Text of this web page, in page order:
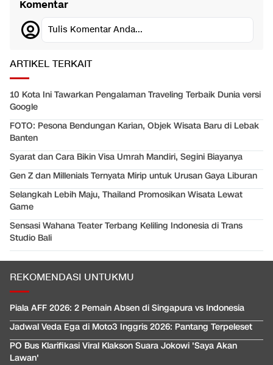
Komentar
Tulis Komentar Anda...
ARTIKEL TERKAIT
10 Kota Ini Tawarkan Pengalaman Traveling Terbaik Dunia versi
Google
FOTO: Pesona Bendungan Karian, Objek Wisata Baru di Lebak
Banten
Syarat dan Cara Bikin Visa Umrah Mandiri, Segini Biayanya
Gen Z dan Millenials Ternyata Mirip untuk Urusan Gaya Liburan
Selangkah Lebih Maju, Thailand Promosikan Wisata Lewat
Game
Sensasi Wahana Teater Terbang Keliling Indonesia di Trans
Studio Bali
REKOMENDASI UNTUKMU
Piala AFF 2026: 2 Pemain Absen di Singapura vs Indonesia
Jadwal Veda Ega di Moto3 Inggris 2026: Pantang Terpeleset
PO Bus Klarifikasi Viral Klakson Suara Jokowi 'Saya Akan
Lawan'